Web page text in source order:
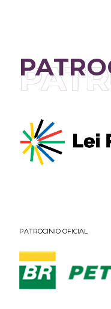
PATROCINIO OFICIAL